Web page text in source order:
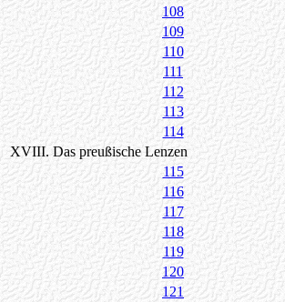
108
109
110
111
112
113
114
XVIII. Das preußische Lenzen
115
116
117
118
119
120
121